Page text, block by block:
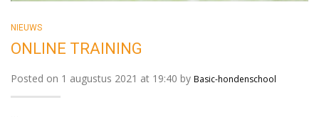
NIEUWS
ONLINE TRAINING
Posted on 1 augustus 2021 at 19:40 by Basic-hondenschool